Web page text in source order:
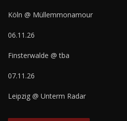
Köln @ Müllemmonamour
06.11.26
Finsterwalde @ tba
07.11.26
Leipzig @ Unterm Radar